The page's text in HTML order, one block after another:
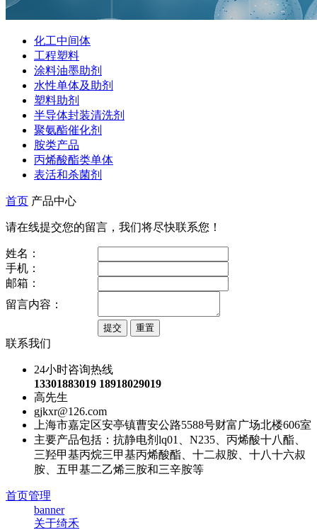
化工中间体
工程塑料
涂料油墨助剂
水性单体及助剂
塑料助剂
半导体封装清洗剂
聚氨酯催化剂
胺类产品
丙烯酸酯类单体
表活和杀菌剂
首页 产品中心
请在线提交您的留言，我们将尽快联系您！
姓名：
手机：
邮箱：
留言内容：
联系我们
24小时咨询热线
13301883019 18918029019
高先生
gjkxr@126.com
上海市嘉定区安亭镇曹安公路5588号财富广场北楼606室
主要产品包括：抗静电剂lq01、N235、丙烯酸十八酯、
三羟甲基丙烷三甲基丙烯酸酯、十二叔胺、十八十六叔
胺、五甲基二乙烯三胺和三辛胺等
首页管理
banner
关于绮禾